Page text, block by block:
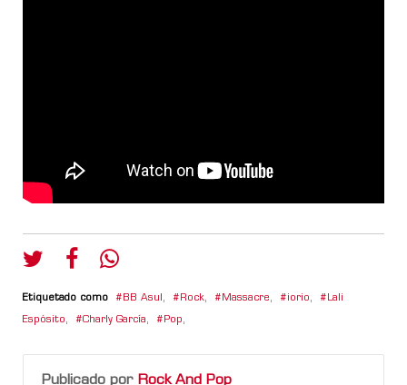
Etiquetado como BB Asul , Rock, Massacre, iorio, Lali
Espósito, Charly García, Pop,
Publicado por Rock And Pop